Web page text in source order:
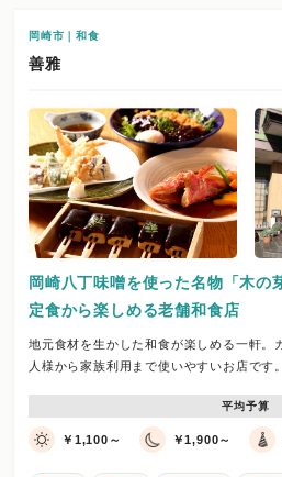
岡崎市｜和食
善雅
岡崎八丁味噌を使った名物「木の
定食から楽しめる老舗和食店
地元食材を生かした和食が楽しめる一軒。
人様から家族利用まで使いやすいお店です。
平均予算
￥1,100～ ￥1,900～